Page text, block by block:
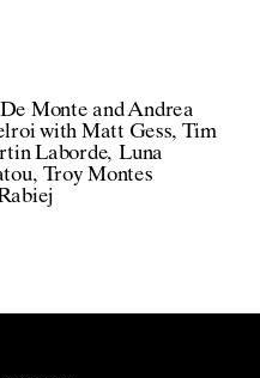
Monte and Andrea
with Matt Gess Tim
Laborde Luna
Troy Montes